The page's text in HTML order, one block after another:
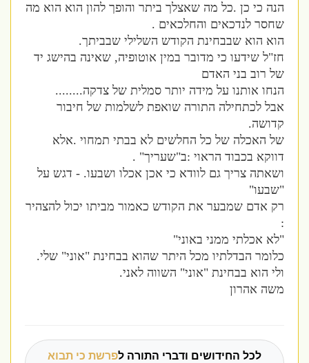
הנה כי כן .כל מה שאצלך ביתר והופך להון הוא הוא מה
שחסר לנדכאים והחלכאים .
הוא הוא שבבחינת הקודש השלילי שבביתך.
חז"ל שידעו כי מדובר במין אוטופיה, שאינה בהישג יד
של רוב בני האדם
הנחו אותנו על מידה יותר סמלית של צדקה........
אבל לכתחילה התורה שואפת לשלמות של חיבור
קדושה.
של האכלה של כל החלשים לא בבתי תמחוי .אלא
דווקא בכבוד הראוי :ב"שעריך" .
ושאתה צריך גם לוודא כי אכן אכלו ושבעו. - דגש על
"שבעו"
רק אדם שמבער את הקודש כאמור מביתו יכול להצהיר
"לא אכלתי ממני באוני"
כלומר הבדלתיו מכל היתר שהוא בבחינת "אוני" שלי.
ולי הוא בבחינת "אוני" השווה לאני.
משה אהרון
לכל החידושים ודברי התורה לפרשת כי תבוא